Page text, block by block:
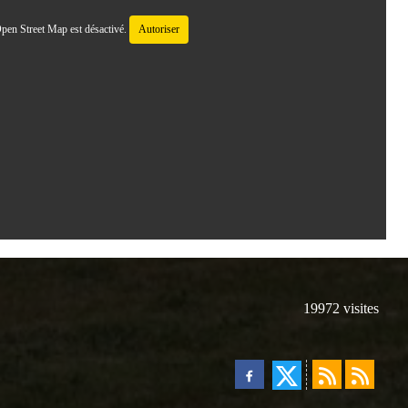
Street Map est désactivé. Autoriser
19972 visites